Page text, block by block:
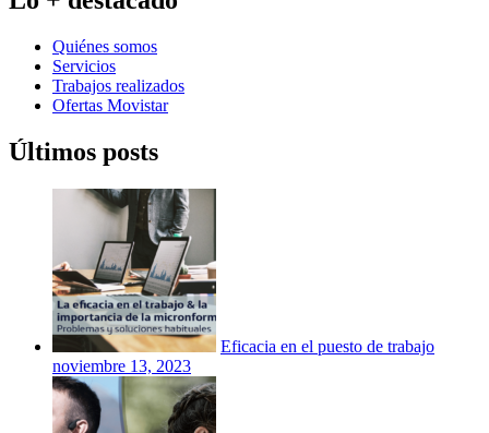
Quiénes somos
Servicios
Trabajos realizados
Ofertas Movistar
Últimos posts
Eficacia en el puesto de trabajo
noviembre 13, 2023